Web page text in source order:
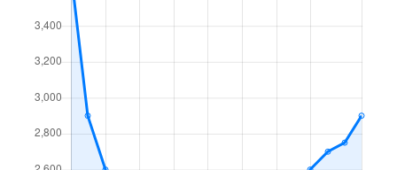
広瀬東
広瀬東
広瀬東
徒歩